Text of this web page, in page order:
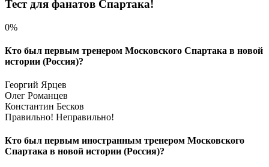
Тест для фанатов Спартака!
0%
Кто был первым тренером Московского Спартака в новой
истории (Россия)?
Георгий Ярцев
Олег Романцев
Константин Бесков
Правильно! Неправильно!
Кто был первым иностранным тренером Московского
Спартака в новой истории (Россия)?